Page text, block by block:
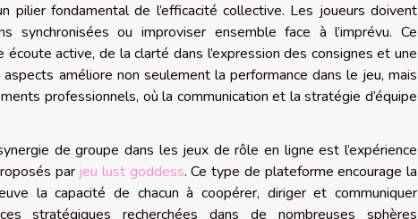
pilier fondamental de l’efficacité collective. Les joueurs doivent
synchronisées ou improviser ensemble face à l’imprévu. Ce
active, de la clarté dans l’expression des consignes et une
améliore non seulement la performance dans le jeu, mais
professionnels, où la communication et la stratégie d’équipe
de groupe dans les jeux de rôle en ligne est l’expérience
par jeu lust goddess. Ce type de plateforme encourage la
la capacité de chacun à coopérer, diriger et communiquer
stratégiques recherchées dans de nombreuses sphères